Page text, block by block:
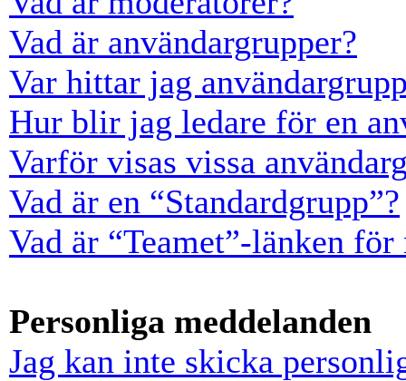
Vad är användargrupper?
Var hittar jag
Hur blir jag ledare för en
Varför visas vissa
Vad är en “Standardgrupp”?
Vad är “Teamet”-länken för
Personliga meddelanden
Jag kan inte skicka